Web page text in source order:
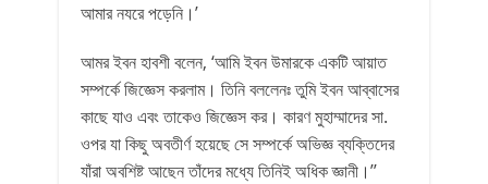
আমার নযরে পড়েনি।’
আমর ইবন হাবশী বলেন, ‘আমি ইবন উমারকে একটি আয়াত
সম্পর্কে জিজ্ঞেস করলাম। তিনি বললেনঃ তুমি ইবন আব্বাসের
কাছে যাও এবং তাকেও জিজ্ঞেস কর। কারণ মুহাম্মাদের সা.
ওপর যা কিছু অবতীর্ণ হয়েছে সে সম্পর্কে অভিজ্ঞ ব্যক্তিদের
যাঁরা অবশিষ্ট আছেন তাঁদের মধ্যে তিনিই অধিক জ্ঞানী।’’